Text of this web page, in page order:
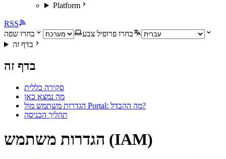
Platform
RSS
בחרו פרופיל צבע
בחרו שפה
בדף זה
בדף זה
סקירה כללית
מה נמצא כאן
הגדרות משתמש מול Portal: מה ההבדל?
תהליך הכניסה
הגדרות משתמש (IAM)